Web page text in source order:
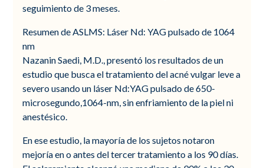
seguimiento de 3 meses.
Resumen de ASLMS: Láser Nd: YAG pulsado de 1064
nm
Nazanin Saedi, M.D., presentó los resultados de un
estudio que busca el tratamiento del acné vulgar leve a
severo usando un láser Nd:YAG pulsado de 650-
microsegundo,1064-nm, sin enfriamiento de la piel ni
anestésico.
En ese estudio, la mayoría de los sujetos notaron
mejoría en o antes del tercer tratamiento a los 90 días.